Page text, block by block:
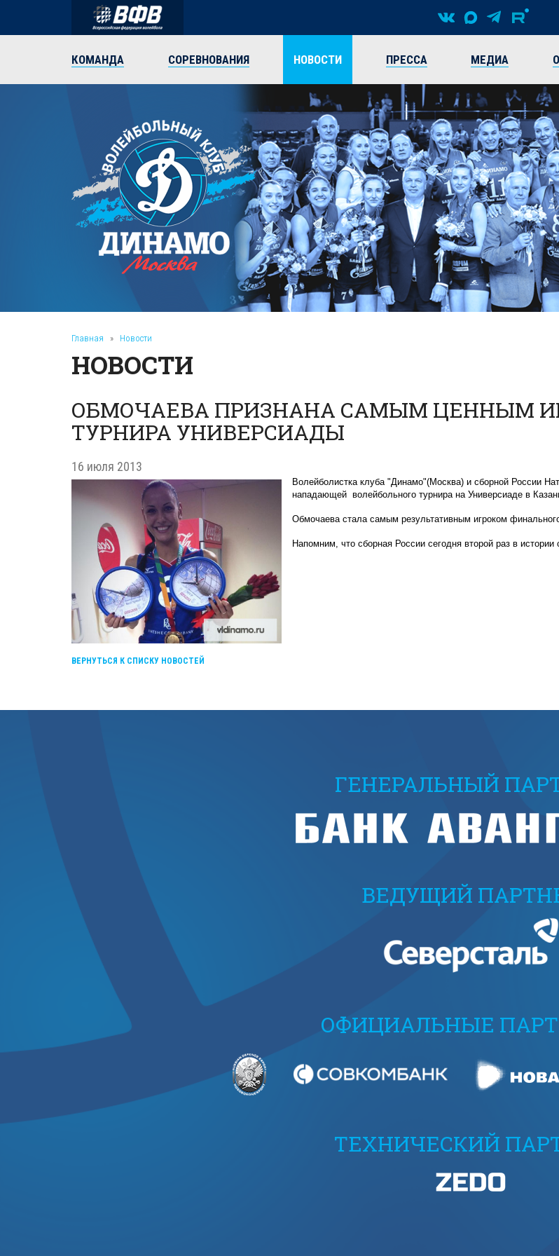
КОМАНДА СОРЕВНОВАНИЯ НОВОСТИ ПРЕССА МЕДИА
Главная » Новости
НОВОСТИ
ОБМОЧАЕВА ПРИЗНАНА САМЫМ ЦЕННЫМ
ТУРНИРА УНИВЕРСИАДЫ
16 июля 2013
Волейболистка клуба "Динамо"(Москва) и сборной России
нападающей волейбольного турнира на Универсиаде в
Обмочаева стала самым результативным игроком
Напомним, что сборная России сегодня второй раз в
ВЕРНУТЬСЯ К СПИСКУ НОВОСТЕЙ
ГЕНЕРАЛЬНЫЙ
ВЕДУЩИЙ
ОФИЦИАЛЬНЫЕ
ТЕХНИЧЕСКИЙ